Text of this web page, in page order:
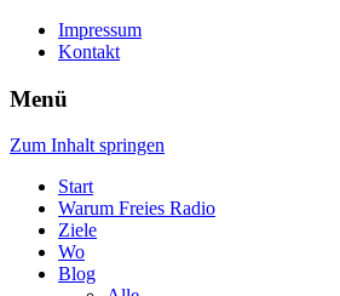
Impressum
Kontakt
Menü
Zum Inhalt springen
Start
Warum Freies Radio
Ziele
Wo
Blog